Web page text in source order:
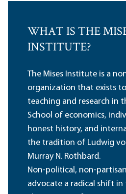
WHAT IS THE
INSTITUTE?
The Mises Institute is a
organization that exists
teaching and research in
School of economics,
honest history, and
the tradition of Ludwig
Murray N. Rothbard.
Non-political, non-
advocate a radical shift in